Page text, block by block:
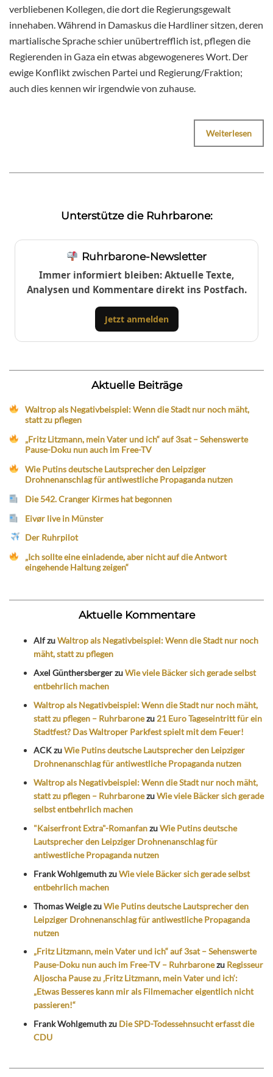
verbliebenen Kollegen, die dort die Regierungsgewalt
innehaben. Während in Damaskus die Hardliner sitzen, deren
martialische Sprache schier unübertrefflich ist, pflegen die
Regierenden in Gaza ein etwas abgewogeneres Wort. Der
ewige Konflikt zwischen Partei und Regierung/Fraktion;
auch dies kennen wir irgendwie von zuhause.
Weiterlesen
Unterstütze die Ruhrbarone:
Ruhrbarone-Newsletter
Immer informiert bleiben: Aktuelle Texte,
Analysen und Kommentare direkt ins Postfach.
Jetzt anmelden
Aktuelle Beiträge
Waltrop als Negativbeispiel: Wenn die Stadt nur noch mäht,
statt zu pflegen
„Fritz Litzmann, mein Vater und ich“ auf 3sat – Sehenswerte
Pause-Doku nun auch im Free-TV
Wie Putins deutsche Lautsprecher den Leipziger
Drohnenanschlag für antiwestliche Propaganda nutzen
Die 542. Cranger Kirmes hat begonnen
Eivør live in Münster
Der Ruhrpilot
„Ich sollte eine einladende, aber nicht auf die Antwort
eingehende Haltung zeigen“
Aktuelle Kommentare
AlfzuWaltrop als Negativbeispiel: Wenn die Stadt nur noch
mäht, statt zu pflegen
Axel GünthersbergerzuWie viele Bäcker sich gerade selbst
entbehrlich machen
Waltrop als Negativbeispiel: Wenn die Stadt nur noch mäht,
statt zu pflegen – Ruhrbaronezu 21 Euro Tageseintritt für ein
Stadtfest? Das Waltroper Parkfest spielt mit dem Feuer!
ACKzuWie Putins deutsche Lautsprecher den Leipziger
Drohnenanschlag für antiwestliche Propaganda nutzen
Waltrop als Negativbeispiel: Wenn die Stadt nur noch mäht,
statt zu pflegen – RuhrbaronezuWie viele Bäcker sich gerade
selbst entbehrlich machen
"Kaiserfront Extra"-RomanfanzuWie Putins deutsche
Lautsprecher den Leipziger Drohnenanschlag für
antiwestliche Propaganda nutzen
Frank WohlgemuthzuWie viele Bäcker sich gerade selbst
entbehrlich machen
Thomas WeiglezuWie Putins deutsche Lautsprecher den
Leipziger Drohnenanschlag für antiwestliche Propaganda
nutzen
„Fritz Litzmann, mein Vater und ich“ auf 3sat – Sehenswerte
Pause-Doku nun auch im Free-TV – Ruhrbaronezu Regisseur
Aljoscha Pause zu ‚Fritz Litzmann, mein Vater und ich‘:
„Etwas Besseres kann mir als Filmemacher eigentlich nicht
passieren!“
Frank Wohlgemuthzu Die SPD-Todessehnsucht erfasst die
CDU